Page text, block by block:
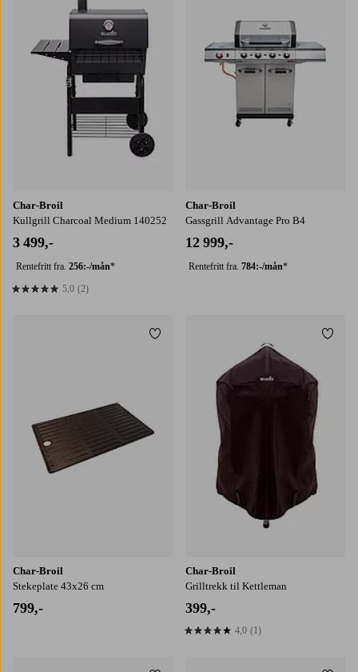
Char-Broil
Kullgrill Charcoal Medium 140252
3 499,-
Rentefritt fra. 256:-/mån*
5,0 basert på 2 karaktergivninger
5,0 (2)
Char-Broil
Gassgrill Advantage Pro B4
12 999,-
Rentefritt fra. 784:-/mån*
Char-Broil
Stekeplate 43x26 cm
799,-
Legg til favoritter
Char-Broil
Grilltrekk til Kettleman
399,-
4,0 basert på 1 karaktergivninger
4,0 (1)